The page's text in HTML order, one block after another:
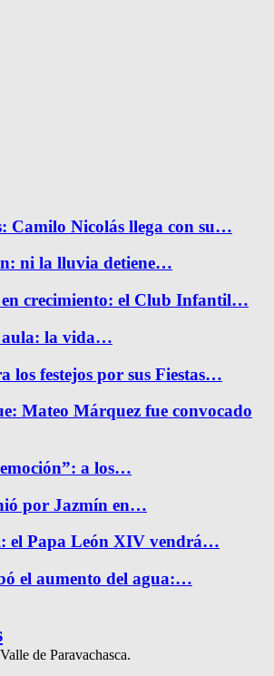
Camilo Nicolás llega con su…
ni la lluvia detiene…
crecimiento: el Club Infantil…
aula: la vida…
los festejos por sus Fiestas…
Mateo Márquez fue convocado
a los…
por Jazmín en…
el Papa León XIV vendrá…
el aumento del agua:…
de Paravachasca.